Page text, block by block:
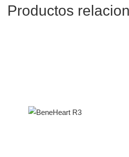
Productos